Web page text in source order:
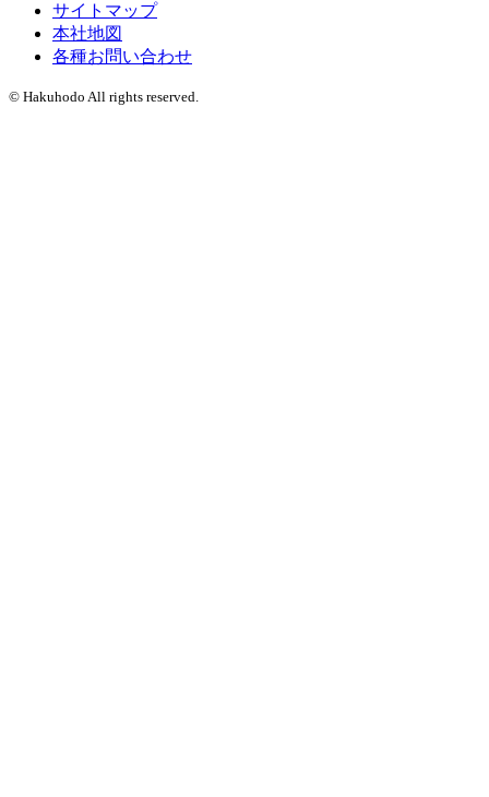
サイトマップ
本社地図
各種お問い合わせ
© Hakuhodo All rights reserved.